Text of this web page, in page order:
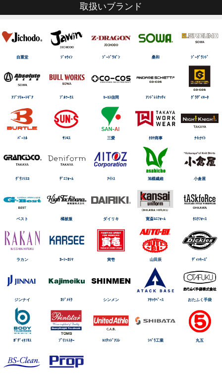
取扱いブランド
自重堂 ｼﾞｬｳｨﾝ ｼﾞｰﾄﾞﾗｺﾞﾝ 桑和 ｼﾞｰｸﾞﾗﾝﾄﾞ
ｱﾌﾞｿﾘｭｰﾄｷﾞｱ ﾌﾞﾙﾜｰｸｽ ｺｰｺｽ信岡 ｱﾝﾄﾞﾚｽｹｯﾃｨ ｸﾞﾗﾃﾞｨｴｰﾀ
ﾊﾞｰﾄﾙ ｻﾝｴｽ 三愛 ﾀｶﾔ商事 ﾅｲtﾅｲﾄ
ｸﾞﾗﾝｼｽｺ ﾃﾞﾆﾌｫｰﾑ ｱｲﾄｽ 旭蝶繊維 小倉屋
ベスト 橘被服 ダイリキ 寛斎ﾕﾆﾌｫｰﾑ ﾀｽｸﾌｫｰｽ
ラカン ｶｰｼｰｶｼﾏ 寅壱 山田辰 ﾃﾞｨｯｷｰｽﾞ
ジンナイ ｶｼﾞﾒｲｸ シンメン ｱﾀｯｸﾍﾞｰｽ おたふく手袋
ﾎﾞﾃﾞｨﾀﾌﾈｽ ﾌﾟﾘﾝﾄｽﾀｰ ﾕﾆﾃｯﾄﾞｱｽﾚ ｼﾊﾞﾗ工業 丸五